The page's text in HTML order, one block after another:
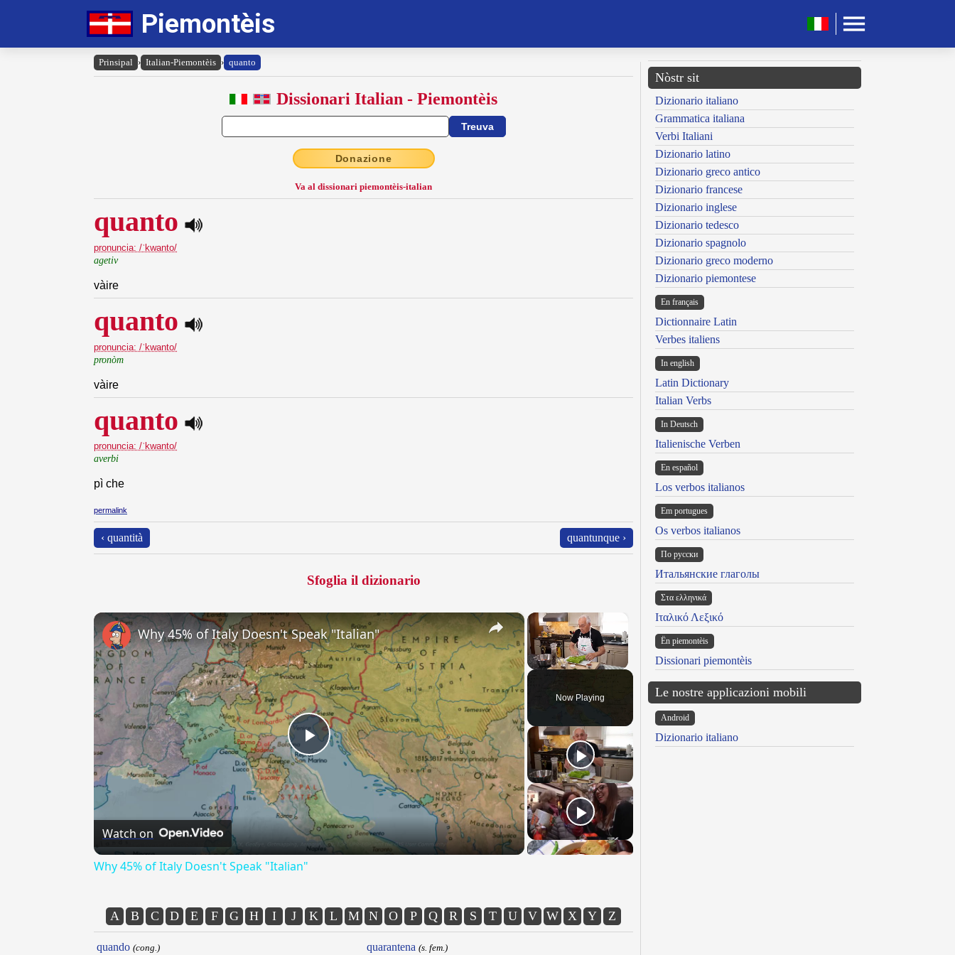
Piemontèis
Prinsipal › Italian-Piemontèis › quanto
Dissionari Italian - Piemontèis
Donazione
Va al dissionari piemontèis-italian
quanto
pronuncia: /ˈkwanto/
agetiv
vàire
quanto
pronuncia: /ˈkwanto/
pronòm
vàire
quanto
pronuncia: /ˈkwanto/
averbi
pì che
permalink
‹ quantità quantunque ›
Sfoglia il dizionario
Now Playing
×
Play
Video
Why 45% of Italy Doesn't Speak "Italian"
Watch on
Why 45% of Italy Doesn't Speak "Italian"
A B C D E F G H I J K L M N O P Q R S T U V W X Y Z
quando (cong.) quarantena (s. fem.)
Nòstr sit
Dizionario italiano
Grammatica italiana
Verbi Italiani
Dizionario latino
Dizionario greco antico
Dizionario francese
Dizionario inglese
Dizionario tedesco
Dizionario spagnolo
Dizionario greco moderno
Dizionario piemontese
En français
Dictionnaire Latin
Verbes italiens
In english
Latin Dictionary
Italian Verbs
In Deutsch
Italienische Verben
En español
Los verbos italianos
Em portugues
Os verbos italianos
По русски
Итальянские глаголы
Στα ελληνικά
Ιταλικό Λεξικό
Ën piemontèis
Dissionari piemontèis
Le nostre applicazioni mobili
Android
Dizionario italiano